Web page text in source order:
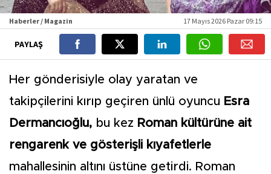
Haberler / Magazin 17 Mayıs 2026 Pazar 09:15
PAYLAŞ
Her gönderisiyle olay yaratan ve
takipçilerini kırıp geçiren ünlü oyuncu Esra
Dermancıoğlu, bu kez Roman kültürüne ait
rengarenk ve gösterişli kıyafetlerle
mahallesinin altını üstüne getirdi. Roman